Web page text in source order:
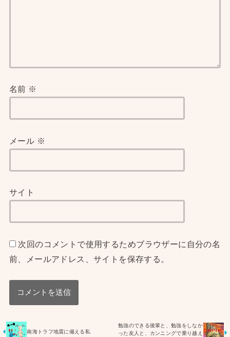
名前 ※
メール ※
サイト
次回のコメントで使用するためブラウザーに自分の名
前、メールアドレス、サイトを保存する。
南海トラフ地震に備える私
勉強のできる後輩と、勉強をしなか
った友人と、カンニングで乗り越え